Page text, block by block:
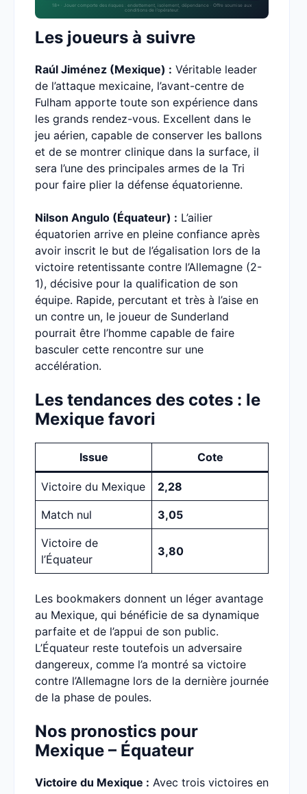
18+ · Jouer comporte des risques : endettement, isolement, dépendance · Offre soumise aux
conditions de l’opérateur.
Les joueurs à suivre
Raúl Jiménez (Mexique) : Véritable leader
de l’attaque mexicaine, l’avant-centre de
Fulham apporte toute son expérience dans
les grands rendez-vous. Excellent dans le
jeu aérien, capable de conserver les ballons
et de se montrer clinique dans la surface, il
sera l’une des principales armes de la Tri
pour faire plier la défense équatorienne.
Nilson Angulo (Équateur) : L’ailier
équatorien arrive en pleine confiance après
avoir inscrit le but de l’égalisation lors de la
victoire retentissante contre l’Allemagne (2-
1), décisive pour la qualification de son
équipe. Rapide, percutant et très à l’aise en
un contre un, le joueur de Sunderland
pourrait être l’homme capable de faire
basculer cette rencontre sur une
accélération.
Les tendances des cotes : le
Mexique favori
Issue Cote
Victoire du Mexique 2,28
Match nul 3,05
Victoire de
l’Équateur
3,80
Les bookmakers donnent un léger avantage
au Mexique, qui bénéficie de sa dynamique
parfaite et de l’appui de son public.
L’Équateur reste toutefois un adversaire
dangereux, comme l’a montré sa victoire
contre l’Allemagne lors de la dernière journée
de la phase de poules.
Nos pronostics pour
Mexique – Équateur
Victoire du Mexique : Avec trois victoires en